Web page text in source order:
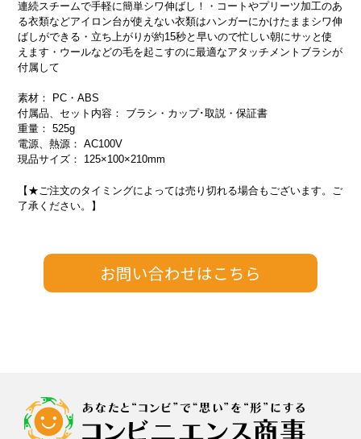
連続スチームで手軽に簡単シワ伸ばし！・コートやプリーツ加工のあ
る衣類などアイロン台が使えない衣類はハンガーにかけたままシワ伸
ばしができる・立ち上がりが約15秒と早いので忙しい朝にサッと使
えます・ウールなどの毛を起こすのに最適なアタッチメントブラシが
付属して
素材： PC・ABS
付属品、セット内容： ブラシ・カップ･取説・保証書
重量： 525g
電源、熱源： AC100V
現品サイズ： 125×100×210mm
【★ご注文のタイミングによっては売り切れる場合もございます。ご
了承ください。】